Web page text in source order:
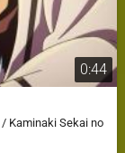
0:44
Kaminaki Sekai no